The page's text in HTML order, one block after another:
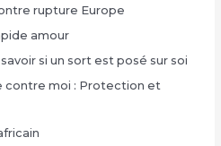
rupture Europe
amour
si un sort est posé sur soi
contre moi : Protection et